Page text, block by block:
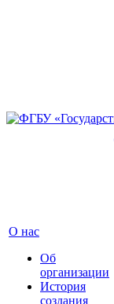
О нас
Об
организации
История
создания